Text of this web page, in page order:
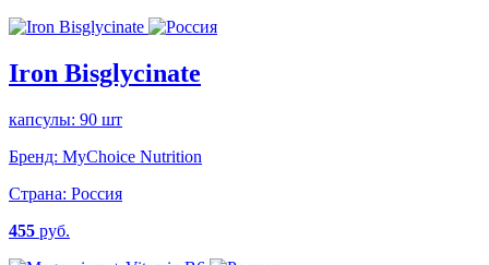
Iron Bisglycinate
капсулы: 90 шт
Бренд: MyChoice Nutrition
Страна: Россия
455 руб.